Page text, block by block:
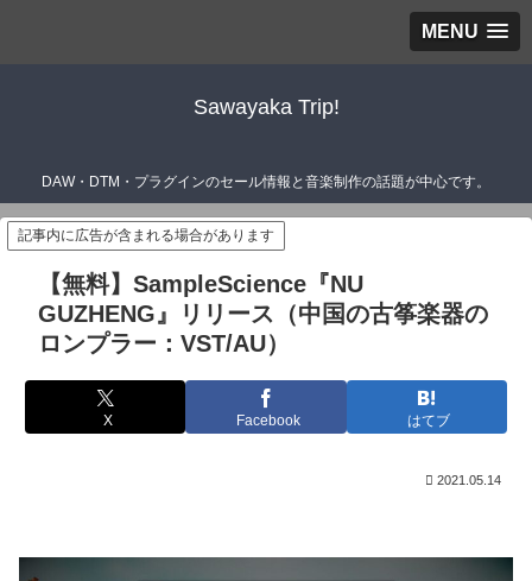
MENU
Sawayaka Trip!
DAW・DTM・プラグインのセール情報と音楽制作の話題が中心です。
記事内に広告が含まれる場合があります
【無料】SampleScience『NU
GUZHENG』リリース（中国の古筝楽器の
ロンプラー：VST/AU）
X Facebook はてブ
2021.05.14